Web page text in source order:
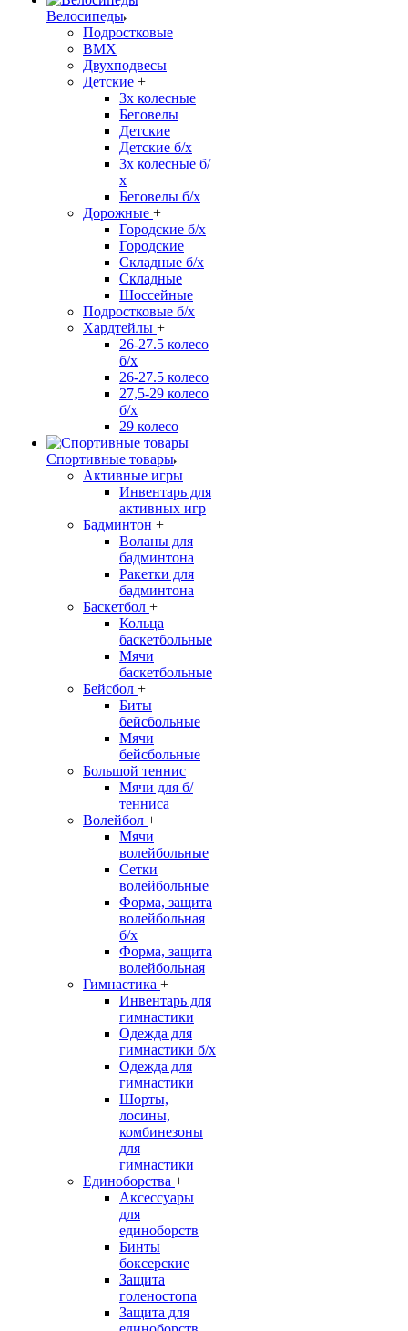
Велосипеды
Подростковые
BMX
Двухподвесы
Детские +
3х колесные
Беговелы
Детские
Детские б/х
3х колесные б/
х
Беговелы б/х
Дорожные +
Городские б/х
Городские
Складные б/х
Складные
Шоссейные
Подростковые б/х
Хардтейлы +
26-27.5 колесо
б/х
26-27.5 колесо
27,5-29 колесо
б/х
29 колесо
Спортивные товары
Активные игры
Инвентарь для
активных игр
Бадминтон +
Воланы для
бадминтона
Ракетки для
бадминтона
Баскетбол +
Кольца
баскетбольные
Мячи
баскетбольные
Бейсбол +
Биты
бейсбольные
Мячи
бейсбольные
Большой теннис
Мячи для б/
тенниса
Волейбол +
Мячи
волейбольные
Сетки
волейбольные
Форма, защита
волейбольная
б/х
Форма, защита
волейбольная
Гимнастика +
Инвентарь для
гимнастики
Одежда для
гимнастики б/х
Одежда для
гимнастики
Шорты,
лосины,
комбинезоны
для
гимнастики
Единоборства +
Аксессуары
для
единоборств
Бинты
боксерские
Защита
голеностопа
Защита для